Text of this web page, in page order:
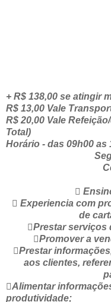
+ R$ 138,00 se atingir
R$ 13,00 Vale
R$ 20,00 Vale
Total)
Horário - das 09h00 as

 Experiencia com
de
Prestar serviços
Promover a
Prestar
aos clientes,
Alimentar
produtividade;